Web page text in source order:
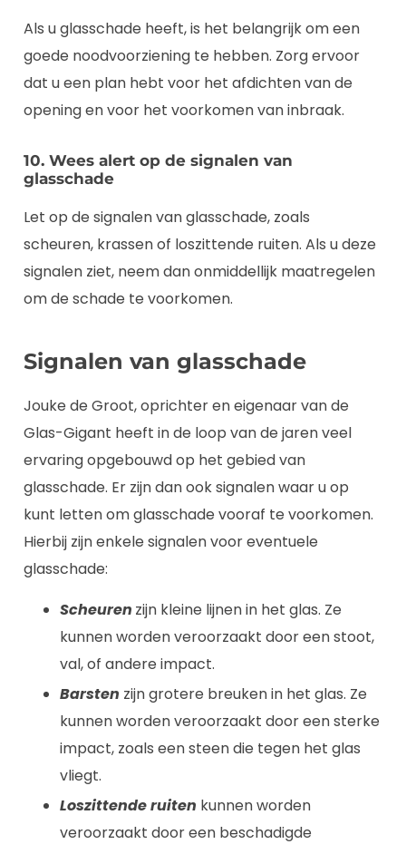
Als u glasschade heeft, is het belangrijk om een
goede noodvoorziening te hebben. Zorg ervoor
dat u een plan hebt voor het afdichten van de
opening en voor het voorkomen van inbraak.
10. Wees alert op de signalen van
glasschade
Let op de signalen van glasschade, zoals
scheuren, krassen of loszittende ruiten. Als u deze
signalen ziet, neem dan onmiddellijk maatregelen
om de schade te voorkomen.
Signalen van glasschade
Jouke de Groot, oprichter en eigenaar van de
Glas-Gigant heeft in de loop van de jaren veel
ervaring opgebouwd op het gebied van
glasschade. Er zijn dan ook signalen waar u op
kunt letten om glasschade vooraf te voorkomen.
Hierbij zijn enkele signalen voor eventuele
glasschade:
Scheuren zijn kleine lijnen in het glas. Ze
kunnen worden veroorzaakt door een stoot,
val, of andere impact.
Barsten zijn grotere breuken in het glas. Ze
kunnen worden veroorzaakt door een sterke
impact, zoals een steen die tegen het glas
vliegt.
Loszittende ruiten kunnen worden
veroorzaakt door een beschadigde